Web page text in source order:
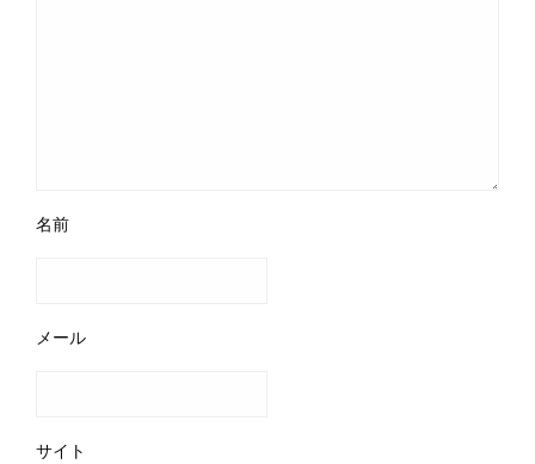
名前
メール
サイト